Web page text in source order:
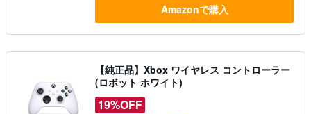
Amazonで購入
【純正品】Xbox ワイヤレス コントローラー
(ロボット ホワイト)
19%OFF